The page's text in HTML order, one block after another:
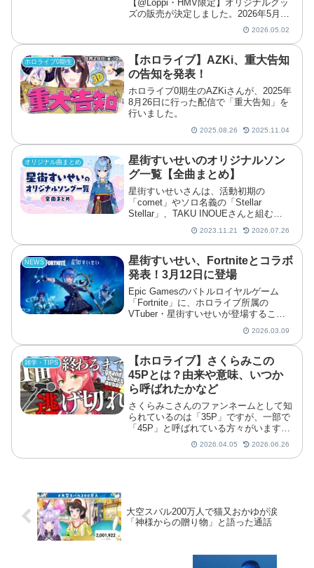
【@Loppi・HMV限定】オリジナルグッ
ズの販売が決定しました。2026年5月12
日からはHMV5店舗でPOPUP SHOPが
始まり、@LoppiとHMV&BOOK...
2026.05.02
ホロライブ0期生
【ホロライブ】AZKi、重大告知
の告知を発表！
ホロライブ0期生のAZKiさんが、2025年
8月26日に行った配信で「重大告知」を
行いました。
2025.08.26 2025.11.04
オリジナル曲まとめ
星街すいせいのオリジナルソン
グ一覧【全曲まとめ】
星街すいせいさんは、活動初期の
「comet」やソロ名義の「Stellar
Stellar」、TAKU INOUEさんと組む
Midnight Grand Orchestra名義の楽曲、
近年の「ビビデバ」など、これまで数々
のオリジナル曲を発表し
2023.11.21 2026.07.26
NEWS
星街すいせい、Fortniteとコラボ
発表！3月12日に登場
Epic Gamesのバトルロイヤルゲーム
「Fortnite」に、ホロライブ所属の
VTuber・星街すいせいが登場すること
が発表されました。FortniteJP公式アカ
ウントによる予告投稿の段階から注目が
集まっていましたが、2026年3月9...
2026.03.09
雑学・TIPS
【ホロライブ】さくらみこの
45Pとは？由来や意味、いつか
ら呼ばれたかなど
さくらみこさんのファンネームとして知
られているのは「35P」ですが、一部で
「45P」と呼ばれている方々がいます。
この記事では、45Pの意味や由来、いつ
頃から使われていたのかを整理しまし
た。さくらみこの45Pとは？45Pはスケ
2026.04.05 2026.06.26
大空スバル200万人で猫又おかゆが涙
「神様からの贈り物」と語った通話